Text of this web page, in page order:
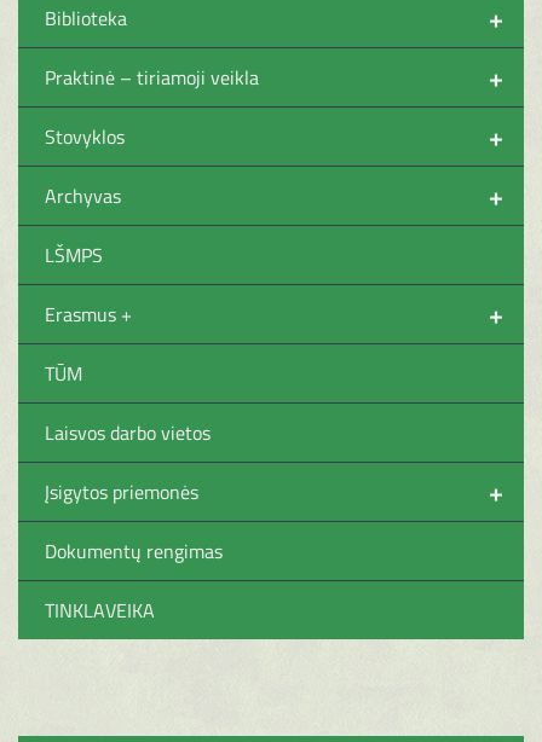
+
Biblioteka
+
Praktinė – tiriamoji veikla
+
Stovyklos
+
Archyvas
LŠMPS
+
Erasmus +
TŪM
Laisvos darbo vietos
+
Įsigytos priemonės
Dokumentų rengimas
TINKLAVEIKA